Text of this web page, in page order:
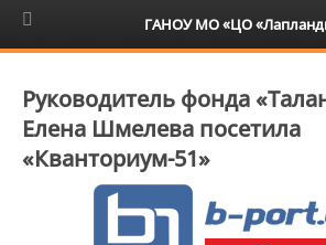
6+
Руководитель фонда
Елена Шмелева посетила
«Кванториум-51»
ГАНОУ МО «ЦО